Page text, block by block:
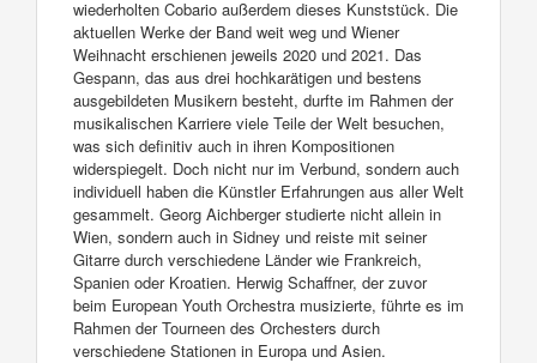
wiederholten Cobario außerdem dieses Kunststück. Die
aktuellen Werke der Band weit weg und Wiener
Weihnacht erschienen jeweils 2020 und 2021. Das
Gespann, das aus drei hochkarätigen und bestens
ausgebildeten Musikern besteht, durfte im Rahmen der
musikalischen Karriere viele Teile der Welt besuchen,
was sich definitiv auch in ihren Kompositionen
widerspiegelt. Doch nicht nur im Verbund, sondern auch
individuell haben die Künstler Erfahrungen aus aller Welt
gesammelt. Georg Aichberger studierte nicht allein in
Wien, sondern auch in Sidney und reiste mit seiner
Gitarre durch verschiedene Länder wie Frankreich,
Spanien oder Kroatien. Herwig Schaffner, der zuvor
beim European Youth Orchestra musizierte, führte es im
Rahmen der Tourneen des Orchesters durch
verschiedene Stationen in Europa und Asien.